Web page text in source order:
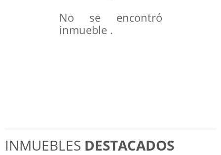
No se encontró
inmueble .
INMUEBLES DESTACADOS